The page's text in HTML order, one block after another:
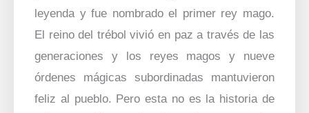
leyenda y fue nombrado el primer rey mago.
El reino del trébol vivió en paz a través de las
generaciones y los reyes magos y nueve
órdenes mágicas subordinadas mantuvieron
feliz al pueblo. Pero esta no es la historia de